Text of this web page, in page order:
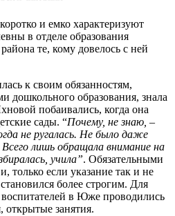
и емко характеризуют
в отделе образования
те, кому довелось с ней
к своим обязанностям,
дошкольного образования, знала
побаивались, когда она
сады. “Почему, не знаю, –
не ругалась. Не было даже
лишь обращала внимание на
учила”. Обязательными
только если указание так и не
более строгим. Для
в Юже проводились
открытые занятия.